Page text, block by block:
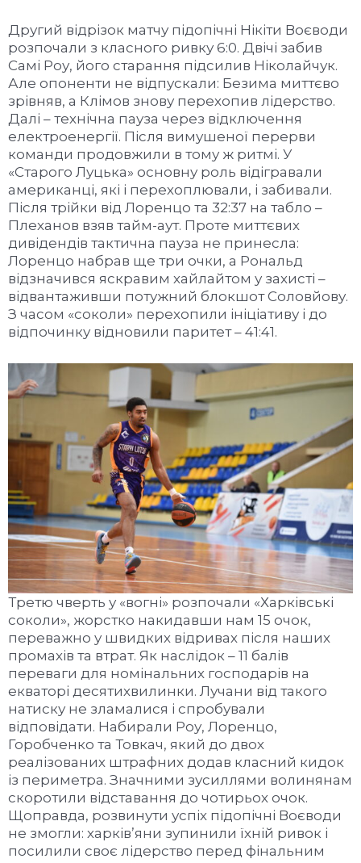
Другий відрізок матчу підопічні Нікіти Воєводи
розпочали з класного ривку 6:0. Двічі забив
Самі Роу, його старання підсилив Ніколайчук.
Але опоненти не відпускали: Безима миттєво
зрівняв, а Клімов знову перехопив лідерство.
Далі – технічна пауза через відключення
електроенергії. Після вимушеної перерви
команди продовжили в тому ж ритмі. У
«Старого Луцька» основну роль відігравали
американці, які і перехоплювали, і забивали.
Після трійки від Лоренцо та 32:37 на табло –
Плеханов взяв тайм-аут. Проте миттєвих
дивідендів тактична пауза не принесла:
Лоренцо набрав ще три очки, а Рональд
відзначився яскравим хайлайтом у захисті –
відвантаживши потужний блокшот Соловйову.
З часом «соколи» перехопили ініціативу і до
відпочинку відновили паритет – 41:41.
Третю чверть у «вогні» розпочали «Харківські
соколи», жорстко накидавши нам 15 очок,
переважно у швидких відривах після наших
промахів та втрат. Як наслідок – 11 балів
переваги для номінальних господарів на
екваторі десятихвилинки. Лучани від такого
натиску не зламалися і спробували
відповідати. Набирали Роу, Лоренцо,
Горобченко та Товкач, який до двох
реалізованих штрафних додав класний кидок
із периметра. Значними зусиллями волинянам
скоротили відставання до чотирьох очок.
Щоправда, розвинути успіх підопічні Воєводи
не змогли: харків’яни зупинили їхній ривок і
посилили своє лідерство перед фінальним